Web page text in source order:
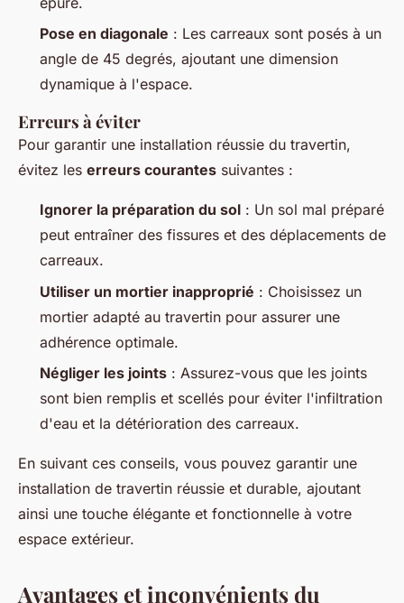
Pose en diagonale : Les carreaux sont posés à un
angle de 45 degrés, ajoutant une dimension
dynamique à l'espace.
Erreurs à éviter
Pour garantir une installation réussie du travertin,
évitez les erreurs courantes suivantes :
Ignorer la préparation du sol : Un sol mal préparé
peut entraîner des fissures et des déplacements de
carreaux.
Utiliser un mortier inapproprié : Choisissez un
mortier adapté au travertin pour assurer une
adhérence optimale.
Négliger les joints : Assurez-vous que les joints
sont bien remplis et scellés pour éviter l'infiltration
d'eau et la détérioration des carreaux.
En suivant ces conseils, vous pouvez garantir une
installation de travertin réussie et durable, ajoutant
ainsi une touche élégante et fonctionnelle à votre
espace extérieur.
Avantages et inconvénients du